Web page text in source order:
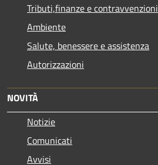
Tributi,finanze e contravvenzioni
Ambiente
Salute, benessere e assistenza
Autorizzazioni
NOVITÀ
Notizie
Comunicati
Avvisi